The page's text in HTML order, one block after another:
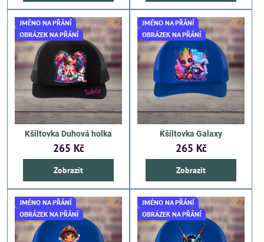
JMÉNO NA PŘÁNÍ
OBRÁZEK NA PŘÁNÍ
Kšiltovka Duhová holka
265 Kč
Zobrazit
JMÉNO NA PŘÁNÍ
OBRÁZEK NA PŘÁNÍ
Kšiltovka Galaxy
265 Kč
Zobrazit
JMÉNO NA PŘÁNÍ
OBRÁZEK NA PŘÁNÍ
JMÉNO NA PŘÁNÍ
OBRÁZEK NA PŘÁNÍ